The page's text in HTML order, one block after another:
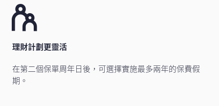
理財計劃更靈活
在第二個保單周年日後，可選擇實施最多兩年的保費假
期。